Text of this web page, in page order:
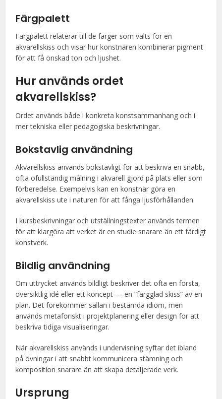
Färgpalett
Färgpalett relaterar till de färger som valts för en
akvarellskiss och visar hur konstnären kombinerar pigment
för att få önskad ton och ljushet.
Hur används ordet
akvarellskiss?
Ordet används både i konkreta konstsammanhang och i
mer tekniska eller pedagogiska beskrivningar.
Bokstavlig användning
Akvarellskiss används bokstavligt för att beskriva en snabb,
ofta ofullständig målning i akvarell gjord på plats eller som
förberedelse. Exempelvis kan en konstnär göra en
akvarellskiss ute i naturen för att fånga ljusförhållanden.
I kursbeskrivningar och utställningstexter används termen
för att klargöra att verket är en studie snarare än ett färdigt
konstverk.
Bildlig användning
Om uttrycket används bildligt beskriver det ofta en första,
översiktlig idé eller ett koncept — en “färgglad skiss” av en
plan. Det förekommer sällan i bestämda idiom, men
används metaforiskt i projektplanering eller design för att
beskriva tidiga visualiseringar.
När akvarellskiss används i undervisning syftar det ibland
på övningar i att snabbt kommunicera stämning och
komposition snarare än att skapa detaljerade verk.
Ursprung